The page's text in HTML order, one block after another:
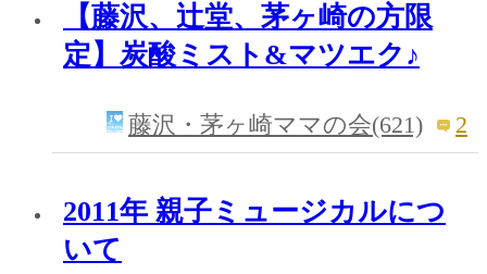
【藤沢、辻堂、茅ヶ崎の方限
定】炭酸ミスト&マツエク♪
藤沢・茅ヶ崎ママの会(621) 2
2011年 親子ミュージカルにつ
いて